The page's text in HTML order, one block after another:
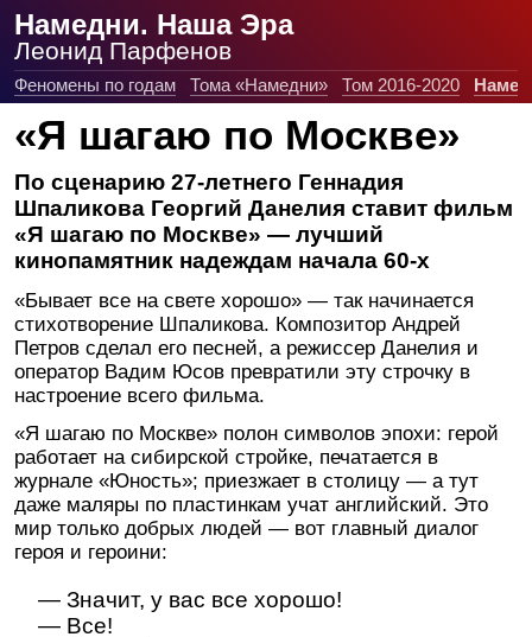
Намедни. Наша Эра
Леонид Парфенов
Феномены по годам Тома «Намедни» Том 2016-2020
«Я шагаю по Москве»
По сценарию 27-летнего Геннадия
Шпаликова Георгий Данелия ставит фильм
«Я шагаю по Москве» — лучший
кинопамятник надеждам начала 60-х
«Бывает все на свете хорошо» — так начинается
стихотворение Шпаликова. Композитор Андрей
Петров сделал его песней, а режиссер Данелия и
оператор Вадим Юсов превратили эту строчку в
настроение всего фильма.
«Я шагаю по Москве» полон символов эпохи: герой
работает на сибирской стройке, печатается в
журнале «Юность»; приезжает в столицу — а тут
даже маляры по пластинкам учат английский. Это
мир только добрых людей — вот главный диалог
героя и героини:
— Значит, у вас все хорошо!
— Все!